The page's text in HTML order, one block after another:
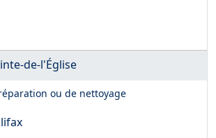
de-l'Église
ou de nettoyage